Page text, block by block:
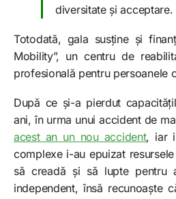
diversitate și acceptare.
Totodată, gala susține și
Mobility”, un centru de
profesională pentru persoanele
După ce și-a pierdut
ani, în urma unui accident de
acest an un nou accident, iar
complexe i-au epuizat
să creadă și să lupte pentru
independent, însă recunoaște